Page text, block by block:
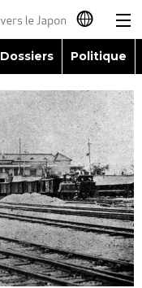
日本語
English
简体字
繁體字
Español
العربية
Dossiers Politique